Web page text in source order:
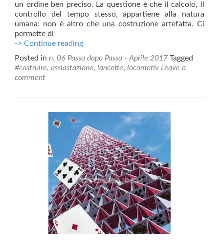
un ordine ben preciso. La questione è che il calcolo, il
controllo del tempo stesso, appartiene alla natura
umana: non è altro che una costruzione artefatta. Ci
permette di
-> Continue readingLancette:
paura
della
Posted in n. 06 Passo dopo Passo - Aprile 2017 Tagged
#costruire, asslastazione, lancette, locomotiv Leave a
comment